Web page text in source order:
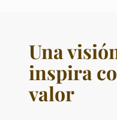
Una
inspira
valor